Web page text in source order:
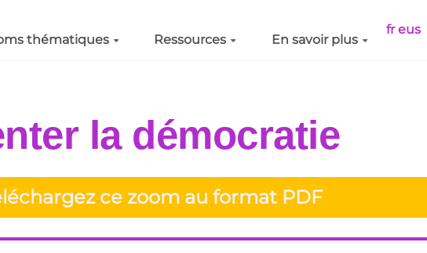
thématiques Ressources En savoir plus
fr eus
la démocratie
ce zoom au format PDF